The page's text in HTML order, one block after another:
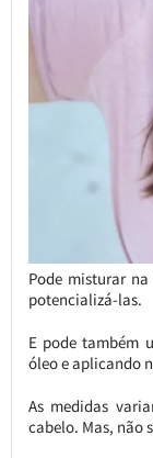
Pode misturar
potencializá-las.
E pode também
óleo e aplicando
As medidas
cabelo. Mas, não